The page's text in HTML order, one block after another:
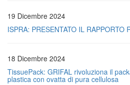
19 Dicembre 2024
ISPRA: PRESENTATO IL RAPPORTO
18 Dicembre 2024
TissuePack: GRIFAL rivoluziona il
plastica con ovatta di pura cellulosa